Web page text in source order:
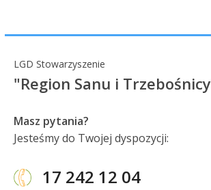
LGD Stowarzyszenie
"Region Sanu i Trzebośnicy
Masz pytania?
Jesteśmy do Twojej dyspozycji:
17 242 12 04